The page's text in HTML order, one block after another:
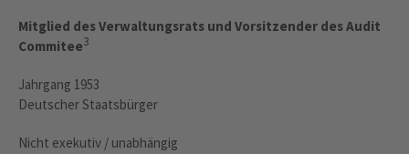
Mitglied des Verwaltungsrats und Vorsitzender des Audit
Commitee3
Jahrgang 1953
Deutscher Staatsbürger
Nicht exekutiv / unabhängig